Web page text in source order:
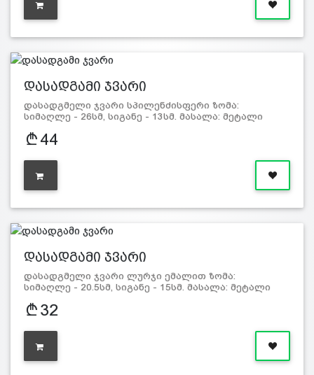
დასადგამი ჯვარი
დასადგმელი ჯვარი სპილენძისფერი ზომა:
სიმაღლე - 26სმ, სიგანე - 13სმ. მასალა: მეტალი
44
დასადგამი ჯვარი
დასადგმელი ჯვარი ლურჯი ემალით ზომა:
სიმაღლე - 20.5სმ, სიგანე - 15სმ. მასალა: მეტალი
32